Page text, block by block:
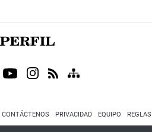
CONTÁCTENOS PRIVACIDAD EQUIPO